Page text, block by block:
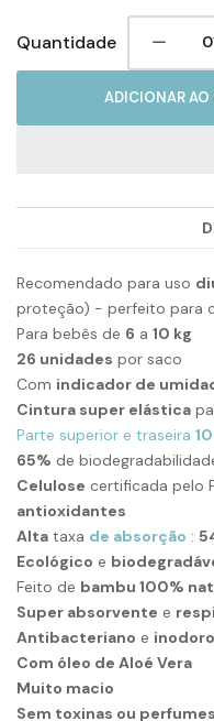
Quantidade
ADICIONAR AO
Recomendado para uso
proteção) - perfeito para
Para bebês de 6 a 10 kg
26 unidades por saco
Com indicador de
Cintura super elástica
Parte superior e traseira
65% de
Celulose certificada pelo
antioxidantes
Alta taxa de absorção :
Ecológico e
Feito de bambu 100%
Super absorvente e
Antibacteriano e inodoro
Com óleo de Aloé Vera
Muito macio
Sem toxinas ou perfumes